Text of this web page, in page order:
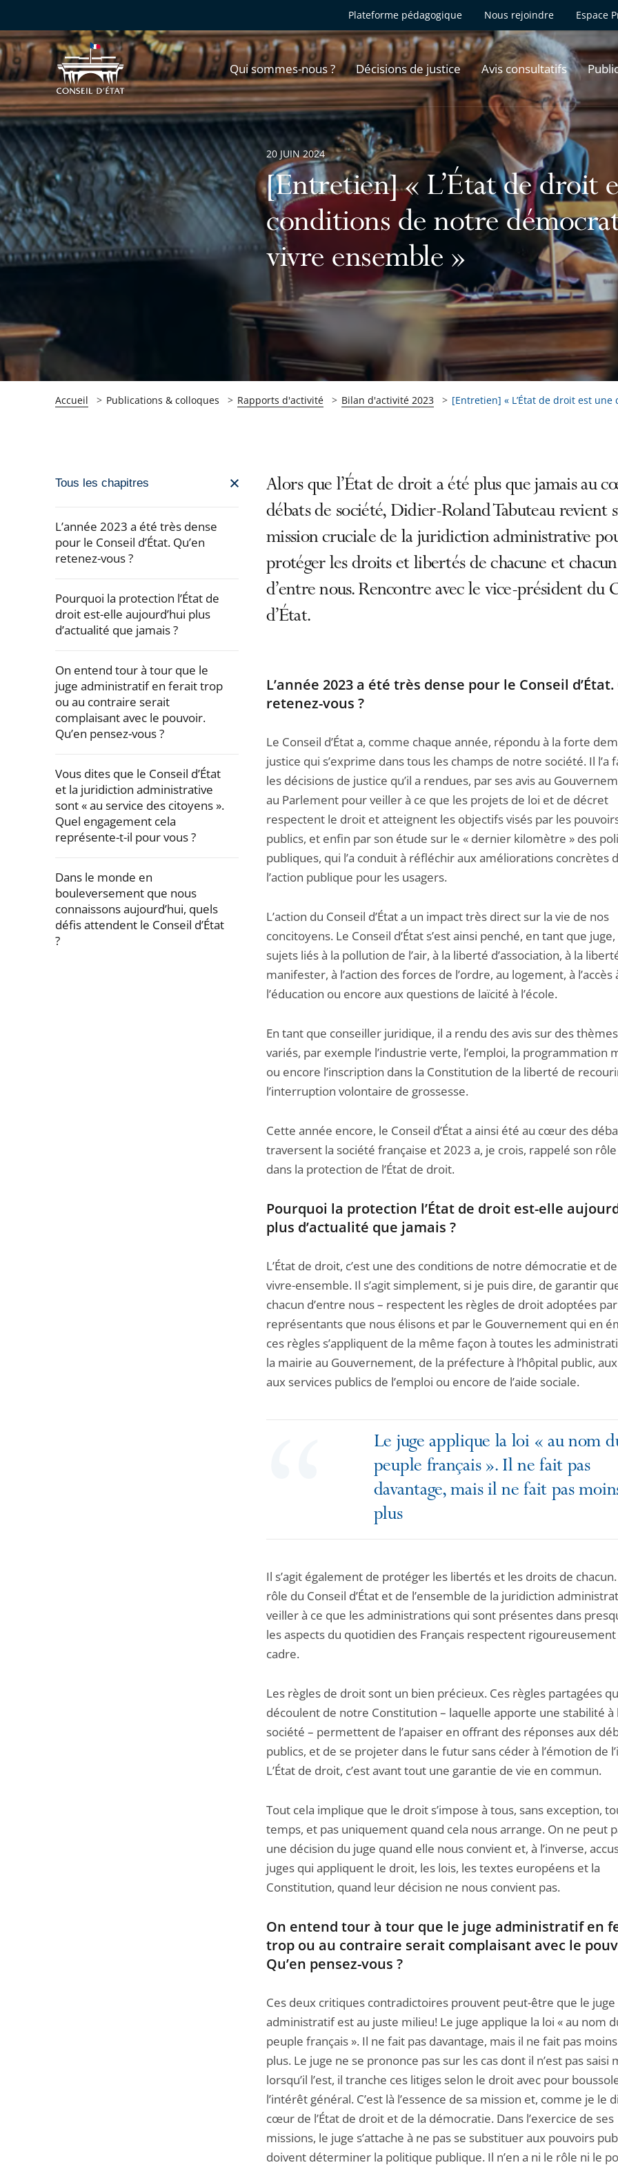
Plateforme pédagogique Nous rejoindre Espace
Qui sommes-nous ? Décisions de justice Avis consultatifs
[Entretien] « L’État de droit
conditions de notre
vivre ensemble »
20 JUIN 2024
Accueil Publications & colloques Rapports d'activité Bilan d'activité 2023 [Entretien] « L’État de droit est une
Passer
navigation
de
l'article
arriver
après
Tous les chapitres
L’année 2023 a été très dense
pour le Conseil d’État. Qu’en
retenez-vous ?
Pourquoi la protection l’État de
droit est-elle aujourd’hui plus
d’actualité que jamais ?
On entend tour à tour que le
juge administratif en ferait trop
ou au contraire serait
complaisant avec le pouvoir.
Qu’en pensez-vous ?
Vous dites que le Conseil d’État
et la juridiction administrative
sont « au service des citoyens ».
Quel engagement cela
représente-t-il pour vous ?
Dans le monde en
bouleversement que nous
connaissons aujourd’hui, quels
défis attendent le Conseil d’État
?
Alors que l’État de droit a été plus que jamais au
débats de société, Didier-Roland Tabuteau revient
mission cruciale de la juridiction administrative
protéger les droits et libertés de chacune et chacun
d’entre nous. Rencontre avec le vice-président du
d’État.
L’année 2023 a été très dense pour le Conseil d’État.
retenez-vous ?
Le Conseil d’État a, comme chaque année, répondu à la forte
justice qui s’exprime dans tous les champs de notre société. Il l’a
les décisions de justice qu’il a rendues, par ses avis au
au Parlement pour veiller à ce que les projets de loi et de décret
respectent le droit et atteignent les objectifs visés par les
publics, et enfin par son étude sur le « dernier kilomètre » des
publiques, qui l’a conduit à réfléchir aux améliorations concrètes
l’action publique pour les usagers.
L’action du Conseil d’État a un impact très direct sur la vie de nos
concitoyens. Le Conseil d’État s’est ainsi penché, en tant que
sujets liés à la pollution de l’air, à la liberté d’association, à la
manifester, à l’action des forces de l’ordre, au logement, à l’accès
l’éducation ou encore aux questions de laïcité à l’école.
En tant que conseiller juridique, il a rendu des avis sur des
variés, par exemple l’industrie verte, l’emploi, la programmation
ou encore l’inscription dans la Constitution de la liberté de
l’interruption volontaire de grossesse.
Cette année encore, le Conseil d’État a ainsi été au cœur des
traversent la société française et 2023 a, je crois, rappelé son
dans la protection de l’État de droit.
Pourquoi la protection l’État de droit est-elle
plus d’actualité que jamais ?
L’État de droit, c’est une des conditions de notre démocratie et
vivre-ensemble. Il s’agit simplement, si je puis dire, de garantir
chacun d’entre nous – respectent les règles de droit adoptées
représentants que nous élisons et par le Gouvernement qui en
ces règles s’appliquent de la même façon à toutes les
la mairie au Gouvernement, de la préfecture à l’hôpital public,
aux services publics de l’emploi ou encore de l’aide sociale.
Le juge applique la loi « au nom
peuple français ». Il ne fait pas
davantage, mais il ne fait pas
plus
Il s’agit également de protéger les libertés et les droits de chacun.
rôle du Conseil d’État et de l’ensemble de la juridiction
veiller à ce que les administrations qui sont présentes dans
les aspects du quotidien des Français respectent rigoureusement
cadre.
Les règles de droit sont un bien précieux. Ces règles partagées
découlent de notre Constitution – laquelle apporte une stabilité à
société – permettent de l’apaiser en offrant des réponses aux
publics, et de se projeter dans le futur sans céder à l’émotion de
L’État de droit, c’est avant tout une garantie de vie en commun.
Tout cela implique que le droit s’impose à tous, sans exception,
temps, et pas uniquement quand cela nous arrange. On ne peut
une décision du juge quand elle nous convient et, à l’inverse,
juges qui appliquent le droit, les lois, les textes européens et la
Constitution, quand leur décision ne nous convient pas.
On entend tour à tour que le juge administratif en
trop ou au contraire serait complaisant avec le
Qu’en pensez-vous ?
Ces deux critiques contradictoires prouvent peut-être que le juge
administratif est au juste milieu! Le juge applique la loi « au nom
peuple français ». Il ne fait pas davantage, mais il ne fait pas
plus. Le juge ne se prononce pas sur les cas dont il n’est pas saisi
lorsqu’il l’est, il tranche ces litiges selon le droit avec pour
l’intérêt général. C’est là l’essence de sa mission et, comme je le
cœur de l’État de droit et de la démocratie. Dans l’exercice de ses
missions, le juge s’attache à ne pas se substituer aux pouvoirs
doivent déterminer la politique publique. Il n’en a ni le rôle ni le